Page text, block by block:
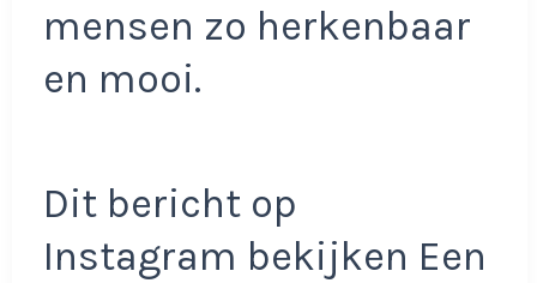
mensen zo herkenbaar
en mooi.
Dit bericht op
Instagram bekijken Een